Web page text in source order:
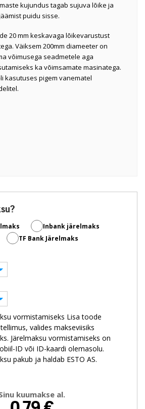
kujundus tagab sujuva lõike ja
puidu sisse.
20 mm keskavaga lõikevarustust
Väiksem 200mm diameeter on
võimusega seadmetele aga
ka võimsamate masinatega.
kasutuses pigem vanematel
Inbank järelmaks
TF Bank Järelmaks
vormistamiseks Lisa toode
valides makseviisiks
Järelmaksu vormistamiseks on
ID või ID-kaardi olemasolu.
pakub ja haldab ESTO AS.
kuumakse al.